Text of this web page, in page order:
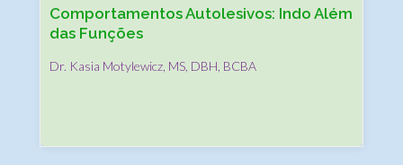
Comportamentos Autolesivos: Indo Além
das Funções
Dr. Kasia Motylewicz, MS, DBH, BCBA